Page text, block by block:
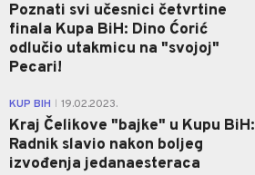
Poznati svi učesnici četvrtine
finala Kupa BiH: Dino Ćorić
odlučio utakmicu na "svojoj"
Pecari!
KUP BIH 19.02.2023.
Kraj Čelikove "bajke" u Kupu BiH:
Radnik slavio nakon boljeg
izvođenja jedanaesteraca